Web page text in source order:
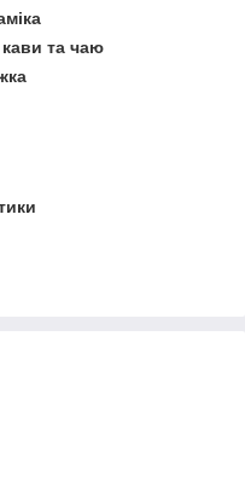
та чаю